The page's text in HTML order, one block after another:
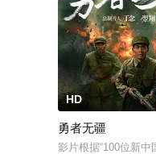
HD
勇者无疆
影片根据“100位新中